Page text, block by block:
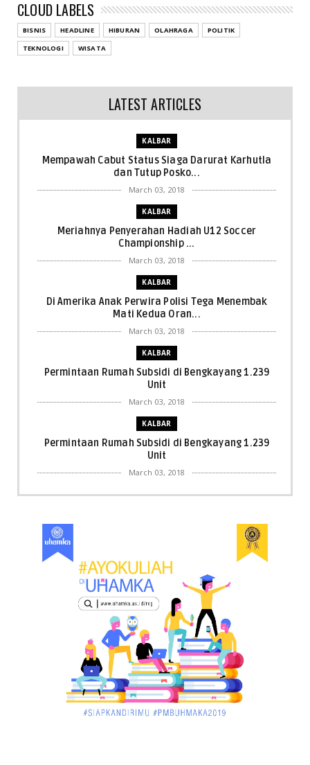
CLOUD LABELS
BISNIS HEADLINE HIBURAN OLAHRAGA
POLITIK
TEKNOLOGI
WISATA
LATEST ARTICLES
KALBAR
Mempawah Cabut Status Siaga Darurat Karhutla
dan Tutup Posko...
March 03, 2018
KALBAR
Meriahnya Penyerahan Hadiah U12 Soccer
Championship ...
March 03, 2018
KALBAR
Di Amerika Anak Perwira Polisi Tega Menembak
Mati Kedua Oran...
March 03, 2018
KALBAR
Permintaan Rumah Subsidi di Bengkayang 1.239
Unit
March 03, 2018
KALBAR
Permintaan Rumah Subsidi di Bengkayang 1.239
Unit
March 03, 2018
KALBAR
KALBAR
Orangutan Masuk ke Asrama Mahasiswi STAI Al-
Haudl Ketapang ....
March 02, 2018
KALBAR
Menelisik Pemadam Kebakaran Swasta di
Pontianak, Bukti ...
March 02, 2018
KALBAR